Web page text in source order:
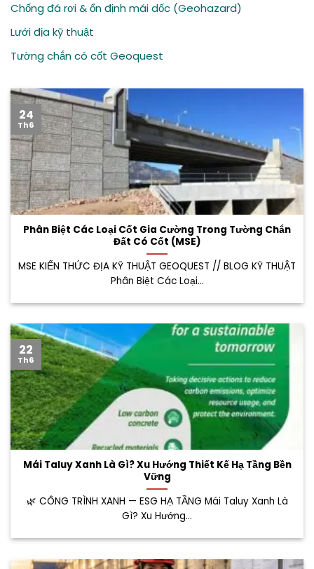
Chống đá rơi & ổn định mái dốc (Geohazard)
Lưới địa kỹ thuật
Tường chắn có cốt Geoquest
Phân Biệt Các Loại Cốt Gia Cường Trong Tường Chắn
Đất Có Cốt (MSE)
MSE KIẾN THỨC ĐỊA KỸ THUẬT GEOQUEST // BLOG KỸ THUẬT
Phân Biệt Các Loại...
24
Th6
Mái Taluy Xanh Là Gì? Xu Hướng Thiết Kế Hạ Tầng Bền
Vững
🌿 CÔNG TRÌNH XANH — ESG HẠ TẦNG Mái Taluy Xanh Là
Gì? Xu Hướng...
22
Th6